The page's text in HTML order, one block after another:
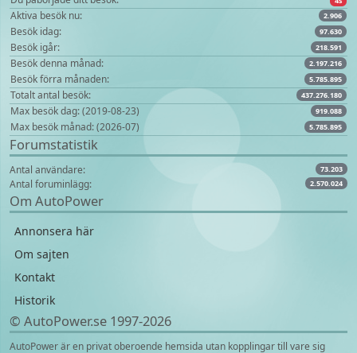
Aktiva besök nu: 2.906
Besök idag: 97.630
Besök igår: 218.591
Besök denna månad: 2.197.216
Besök förra månaden: 5.785.895
Totalt antal besök: 437.276.180
Max besök dag: (2019-08-23) 919.088
Max besök månad: (2026-07) 5.785.895
Forumstatistik
Antal användare: 73.203
Antal foruminlägg: 2.570.024
Om AutoPower
Annonsera här
Om sajten
Kontakt
Historik
© AutoPower.se 1997‑2026
AutoPower är en privat oberoende hemsida utan kopplingar till vare sig